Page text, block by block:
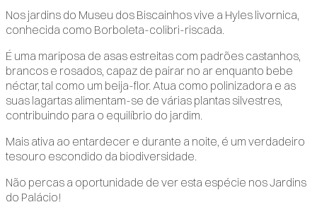
Nos jardins do Museu dos Biscainhos vive a Hyles livornica,
conhecida como Borboleta-colibri-riscada.
É uma mariposa de asas estreitas com padrões castanhos,
brancos e rosados, capaz de pairar no ar enquanto bebe
néctar, tal como um beija-flor. Atua como polinizadora e as
suas lagartas alimentam-se de várias plantas silvestres,
contribuindo para o equilíbrio do jardim.
Mais ativa ao entardecer e durante a noite, é um verdadeiro
tesouro escondido da biodiversidade.
Não percas a oportunidade de ver esta espécie nos Jardins
do Palácio!